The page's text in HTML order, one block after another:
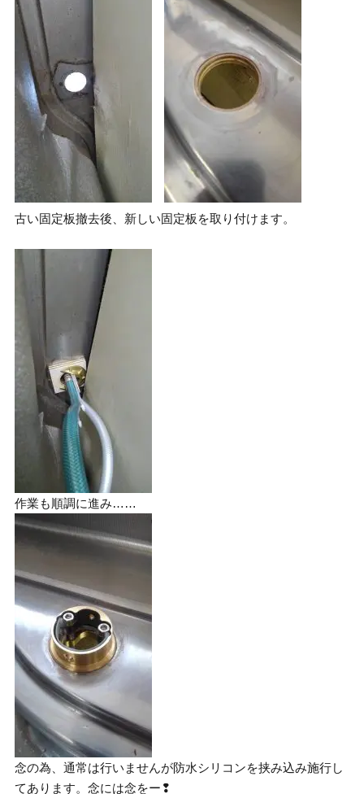
古い固定板撤去後、新しい固定板を取り付けます。
作業も順調に進み……
念の為、通常は行いませんが防水シリコンを挟み込み施行し
てあります。念には念をー❢